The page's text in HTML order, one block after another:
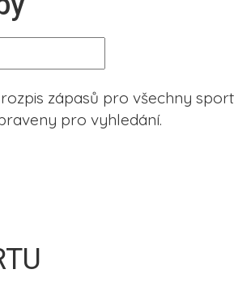
zápasů pro všechny
pro vyhledání.